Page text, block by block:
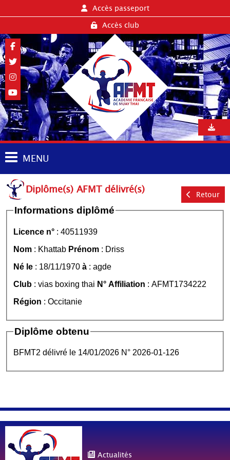
Accès passeport
Accès club
MENU
Diplôme(s) AFMT délivré(s) Retour
Informations diplômé
Licence n° : 40511939
Nom : Khattab Prénom : Driss
Né le : 18/11/1970 à : agde
Club : vias boxing thai N° Affiliation : AFMT1734222
Région : Occitanie
Diplôme obtenu
BFMT2 délivré le 14/01/2026 N° 2026-01-126
Actualités